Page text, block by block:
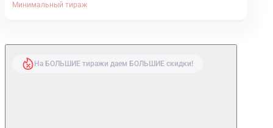
Минимальный тираж
На БОЛЬШИЕ тиражи даем БОЛЬШИЕ скидки!